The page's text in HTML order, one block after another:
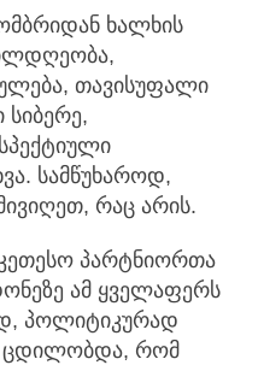
ხალხის
თავისუფალი
სამწუხაროდ,
რაც არის.
პარტნიორთა
ამ ყველაფერს
პოლიტიკურად
ცდილობდა, რომ